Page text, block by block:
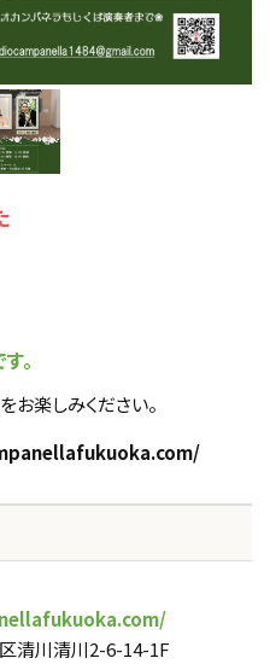
。
お楽しみください。
清川清川2-6-14-1F